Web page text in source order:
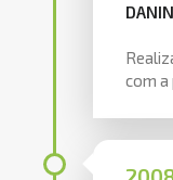
com a